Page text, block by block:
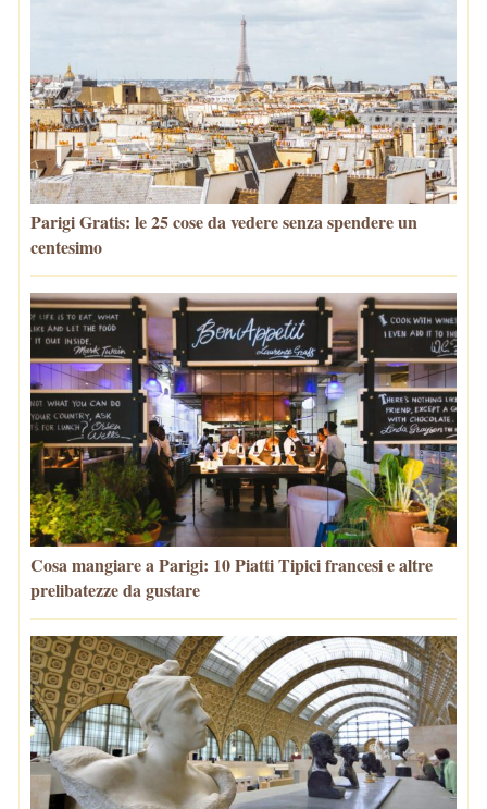
Parigi Gratis: le 25 cose da vedere senza spendere un
centesimo
Cosa mangiare a Parigi: 10 Piatti Tipici francesi e altre
prelibatezze da gustare